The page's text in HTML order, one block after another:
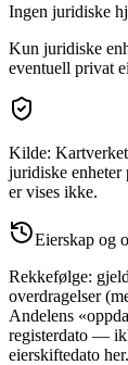
Ingen juridiske
Kun juridiske
eventuell privat
Kilde:
juridiske
er vises ikke.
Eierskap og
Rekkefølge:
overdragelser
Andelens
registerdato —
eierskiftedato her.